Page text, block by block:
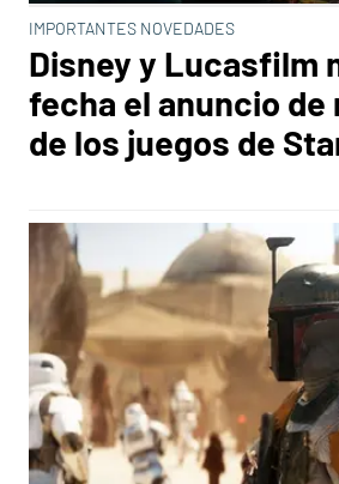
IMPORTANTES NOVEDADES
Disney y Lucasfilm
fecha el anuncio de
de los juegos de